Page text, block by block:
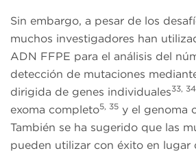
Sin embargo, a pesar de los
muchos investigadores han
ADN FFPE para el análisis del
detección de mutaciones
dirigida de genes individuales33, 34
exoma completo5, 35 y el genoma
También se ha sugerido que las
pueden utilizar con éxito en lugar